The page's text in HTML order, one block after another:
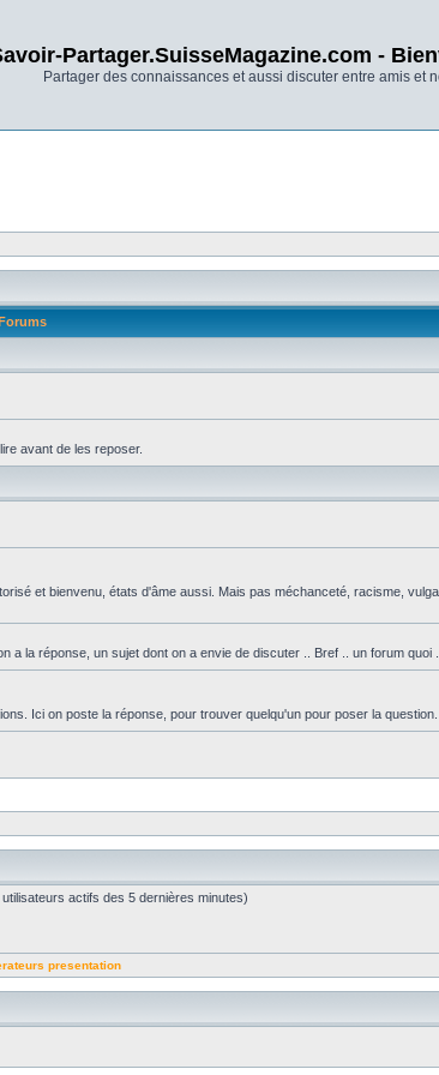
Partager.SuisseMagazine.com -
Partager des connaissances et aussi discuter entre amis et
avant de les reposer.
et bienvenu, états d'âme aussi. Mais pas méchanceté, racisme,
la réponse, un sujet dont on a envie de discuter .. Bref .. un forum quoi ..
Ici on poste la réponse, pour trouver quelqu'un pour poser la question.
actifs des 5 dernières minutes)
presentation